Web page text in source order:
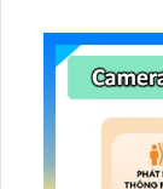
512GB